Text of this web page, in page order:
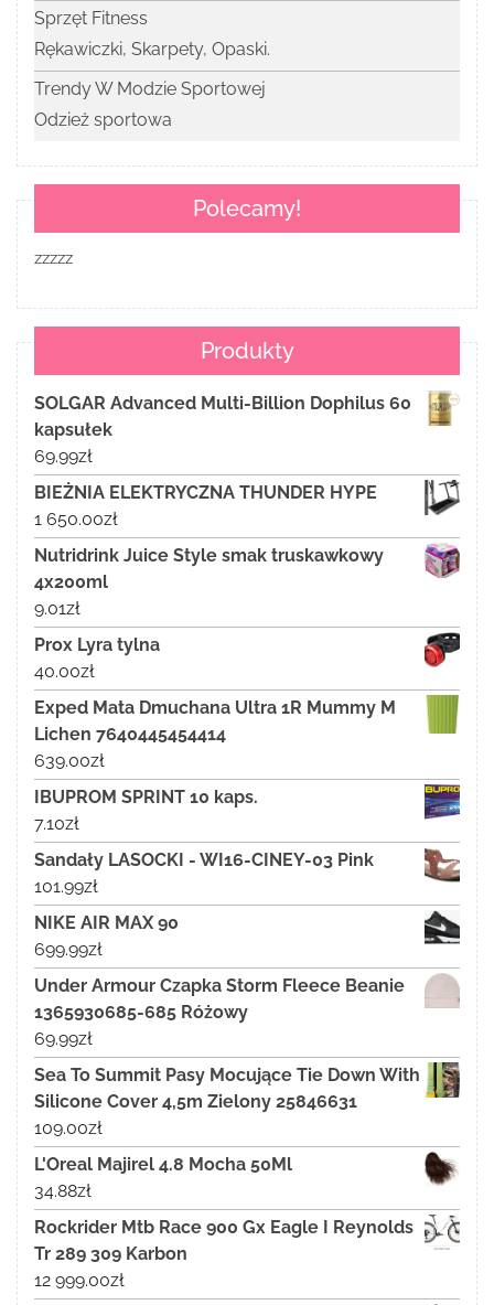
Sprzęt Fitness
Rękawiczki, Skarpety, Opaski.
Trendy W Modzie Sportowej
Odzież sportowa
Polecamy!
zzzzz
Produkty
SOLGAR Advanced Multi-Billion Dophilus 60
kapsułek
69.99zł
BIEŻNIA ELEKTRYCZNA THUNDER HYPE
1 650.00zł
Nutridrink Juice Style smak truskawkowy
4x200ml
9.01zł
Prox Lyra tylna
40.00zł
Exped Mata Dmuchana Ultra 1R Mummy M
Lichen 7640445454414
639.00zł
IBUPROM SPRINT 10 kaps.
7.10zł
Sandały LASOCKI - WI16-CINEY-03 Pink
101.99zł
NIKE AIR MAX 90
699.99zł
Under Armour Czapka Storm Fleece Beanie
1365930685-685 Różowy
69.99zł
Sea To Summit Pasy Mocujące Tie Down With
Silicone Cover 4,5m Zielony 25846631
109.00zł
L'Oreal Majirel 4.8 Mocha 50Ml
34.88zł
Rockrider Mtb Race 900 Gx Eagle I Reynolds
Tr 289 309 Karbon
12 999.00zł